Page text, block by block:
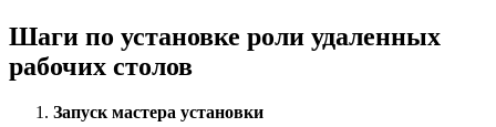
Шаги по установке роли удаленных
рабочих столов
Запуск мастера установки